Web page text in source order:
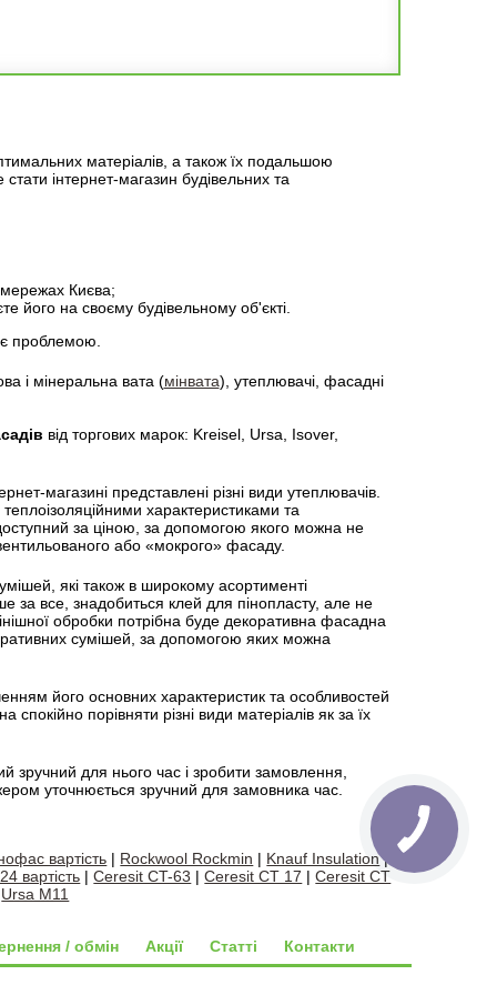
Брус, довжина 4,5 м
матеріалів, а також їх подальшою
інтернет-магазин будівельних та
мережах Києва;
його на своєму будівельному об'єкті.
є проблемою.
і мінеральна вата (мінвата), утеплювачі, фасадні
від торгових марок: Kreisel, Ursa, Isover,
магазині представлені різні види утеплювачів.
характеристиками та
за ціною, за допомогою якого можна не
або «мокрого» фасаду.
які також в широкому асортименті
за все, знадобиться клей для пінопласту, але не
обробки потрібна буде декоративна фасадна
сумішей, за допомогою яких можна
його основних характеристик та особливостей
спокійно порівняти різні види матеріалів як за їх
для нього час і зробити замовлення,
уточнюється зручний для замовника час.
вартість | Rockwool Rockmin | Knauf Insulation|
вартість |Ceresit CT-63 |Ceresit CT 17 |Ceresit CT
Ursa M11
/ обмін Акції Статті Контакти